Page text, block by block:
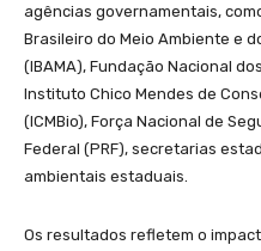
agências governamentais,
Brasileiro do Meio Ambiente e
(IBAMA), Fundação Nacional
Instituto Chico Mendes de
(ICMBio), Força Nacional de
Federal (PRF), secretarias
ambientais estaduais.
Os resultados refletem o